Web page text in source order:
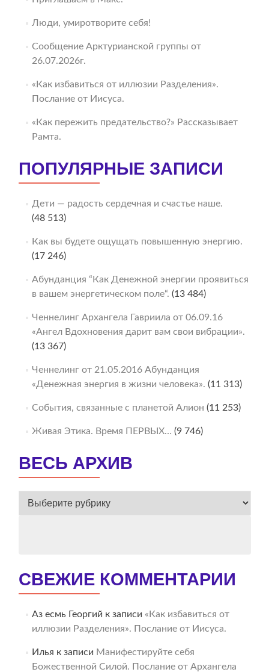
Люди, умиротворите себя!
Сообщение Арктурианской группы от
26.07.2026г.
«Как избавиться от иллюзии Разделения».
Послание от Иисуса.
«Как пережить предательство?» Рассказывает
Рамта.
ПОПУЛЯРНЫЕ ЗАПИСИ
Дети — радость сердечная и счастье наше.
(48 513)
Как вы будете ощущать повышенную энергию.
(17 246)
Абунданция “Как Денежной энергии проявиться
в вашем энергетическом поле“. (13 484)
Ченнелинг Архангела Гавриила от 06.09.16
«Ангел Вдохновения дарит вам свои вибрации».
(13 367)
Ченнелинг от 21.05.2016 Абунданция
«Денежная энергия в жизни человека». (11 313)
События, связанные с планетой Алион (11 253)
Живая Этика. Время ПЕРВЫХ… (9 746)
ВЕСЬ АРХИВ
ВЕСЬ
СВЕЖИЕ КОММЕНТАРИИ
Аз есмь Георгий к записи «Как избавиться от
иллюзии Разделения». Послание от Иисуса.
Илья к записи Манифестируйте себя
Божественной Силой. Послание от Архангела